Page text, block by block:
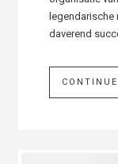
legendarische
daverend